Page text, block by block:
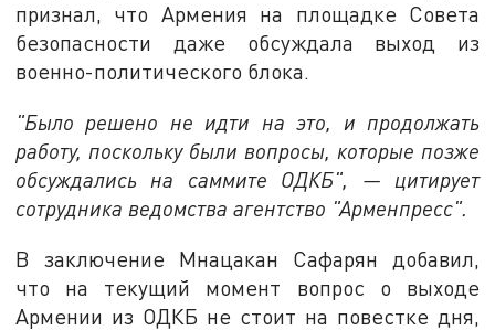
признал, что Армения на площадке Совета
безопасности даже обсуждала выход из
военно-политического блока.
"Было решено не идти на это, и продолжать
работу, поскольку были вопросы, которые позже
обсуждались на саммите ОДКБ", — цитирует
сотрудника ведомства агентство "Арменпресс".
В заключение Мнацакан Сафарян добавил,
что на текущий момент вопрос о выходе
Армении из ОДКБ не стоит на повестке дня,